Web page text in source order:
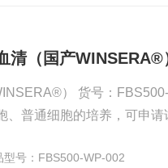
清（国产WINSERA®
WP-002 规格：500m
、普通细胞的培养，可申请
型号：FBS500-WP-002